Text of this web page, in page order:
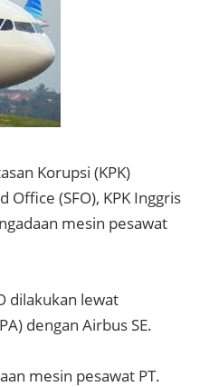
Korupsi (KPK)
(SFO), KPK Inggris
mesin pesawat
dilakukan lewat
dengan Airbus SE.
mesin pesawat PT.